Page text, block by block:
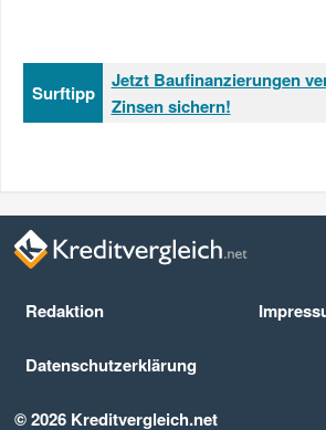
Surftipp
Jetzt Baufinanzierungen
Zinsen sichern!
Redaktion
Datenschutz­erklärung
© 2026 Kreditvergleich.net